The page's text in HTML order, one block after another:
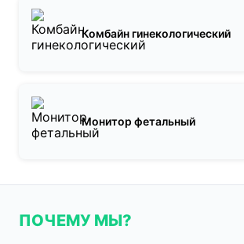
Комбайн гинекологический
Монитор фетальный
ПОЧЕМУ МЫ?